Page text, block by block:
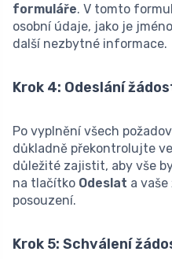
formuláře. V tomto
osobní údaje, jako je
další nezbytné informace.
Krok 4: Odeslání
Po vyplnění všech
důkladně překontrolujte
důležité zajistit, aby vše
na tlačítko Odeslat a
posouzení.
Krok 5: Schválení